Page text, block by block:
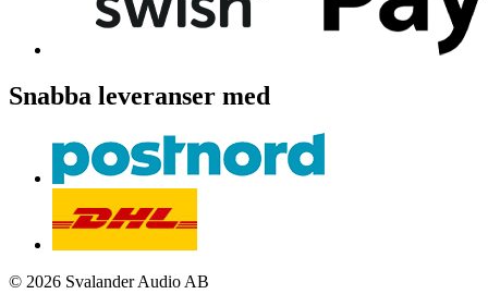
Snabba leveranser med
© 2026 Svalander Audio AB